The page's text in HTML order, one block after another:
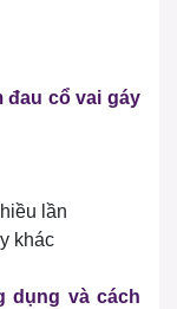
đau cổ vai gáy
lần
khác
dụng và cách